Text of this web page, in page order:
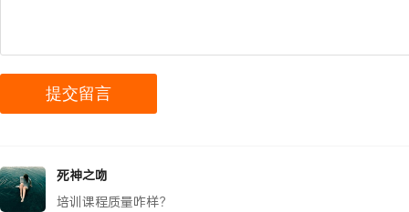
死神之吻
培训课程质量咋样？